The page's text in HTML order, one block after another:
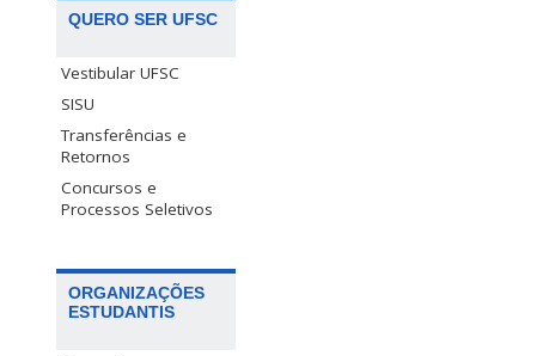
QUERO SER UFSC
Vestibular UFSC
SISU
Transferências e
Retornos
Concursos e
Processos Seletivos
ORGANIZAÇÕES
ESTUDANTIS